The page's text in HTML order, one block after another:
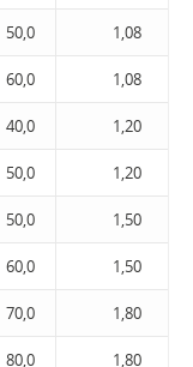
50,0 1,08
60,0 1,08
40,0 1,20
50,0 1,20
50,0 1,50
60,0 1,50
70,0 1,80
80,0 1,80